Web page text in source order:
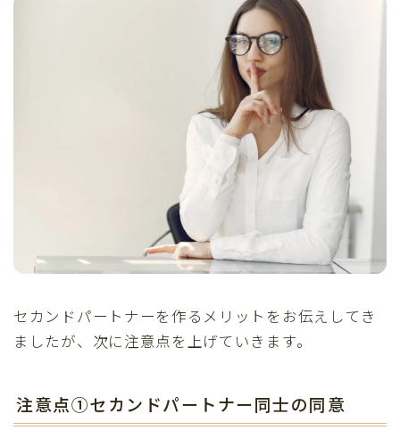
セカンドパートナーを作るメリットをお伝えしてき
ましたが、次に注意点を上げていきます。
注意点①セカンドパートナー同士の同意